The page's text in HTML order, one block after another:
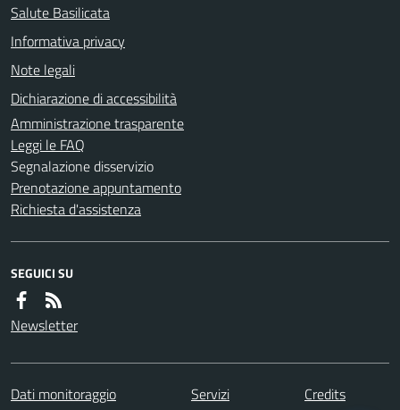
Salute Basilicata
Informativa privacy
Note legali
Dichiarazione di accessibilità
Amministrazione trasparente
Leggi le FAQ
Segnalazione disservizio
Prenotazione appuntamento
Richiesta d'assistenza
SEGUICI SU
Newsletter
Dati monitoraggio Servizi
Credits